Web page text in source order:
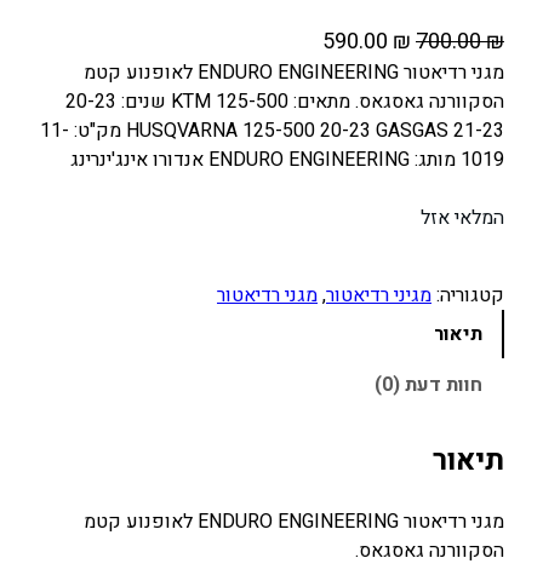
700.00₪
ה
מ
ח
י
ר
ו
ה
7
0
590.00 ₪
מ
ח
י
ר
כ
5
מגני רדיאטור ENDURO ENGINEERING לאופנוע קטמ
הסקוורנה גאסגאס. מתאים: KTM 125-500 שנים: 20-23
HUSQVARNA 125-500 20-23 GASGAS 21-23 מק"ט: 11-
1019 מותג: ENDURO ENGINEERING אנדורו אינג'ינרינג
המלאי אזל
קטגוריה:מגיני רדיאטור, מגני רדיאטור
תיאור
חוות דעת (0)
תיאור
מגני רדיאטור ENDURO ENGINEERING לאופנוע קטמ
הסקוורנה גאסגאס.